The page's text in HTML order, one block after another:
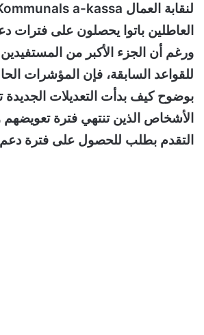
لنقابة العمال Kommunals a-kassa
العاطلين باتوا يحصلون على فترات
ورغم أن الجزء الأكبر من
للقواعد السابقة، فإن المؤشرات
بوضوح كيف بدأت التعديلات الجديدة
الأشخاص الذين تنتهي فترة
التقدم بطلب للحصول على فترة